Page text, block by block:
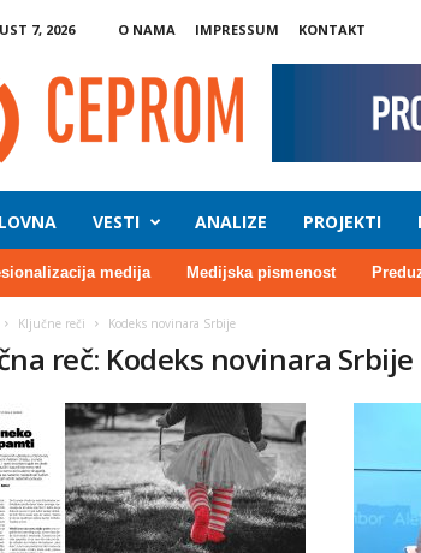
7, 2026 O NAMA IMPRESSUM
KONTAKT
VESTI ANALIZE PROJEKTI
medija Medijska pismenost
Ključne reči Kodeks novinara Srbije
reč: Kodeks novinara Srbije